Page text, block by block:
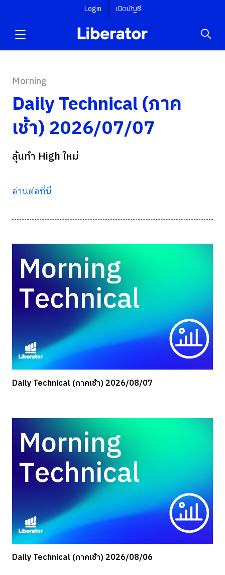
Login เปิดบัญชี
Morning
Daily Technical (ภาค
เช้า) 2026/07/07
ลุ้นทำ High ใหม่
อ่านต่อที่นี่
Daily Technical (ภาคเช้า) 2026/08/07
Daily Technical (ภาคเช้า) 2026/08/06